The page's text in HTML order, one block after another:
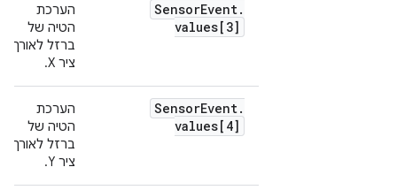
SensorEvent.
values[3]
הערכת
הטיה של
ברזל לאורך
ציר X.
SensorEvent.
values[4]
הערכת
הטיה של
ברזל לאורך
ציר Y.